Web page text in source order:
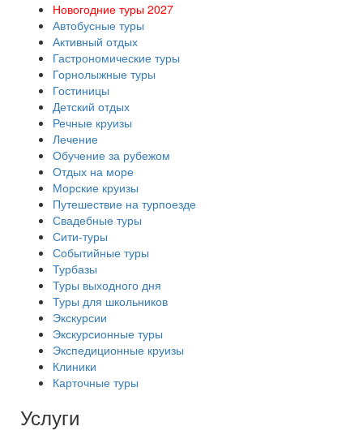
Новогодние туры 2027
Автобусные туры
Активный отдых
Гастрономические туры
Горнолыжные туры
Гостиницы
Детский отдых
Речные круизы
Лечение
Обучение за рубежом
Отдых на море
Морские круизы
Путешествие на турпоезде
Свадебные туры
Сити-туры
Событийные туры
Турбазы
Туры выходного дня
Туры для школьников
Экскурсии
Экскурсионные туры
Экспедиционные круизы
Клиники
Карточные туры
Услуги